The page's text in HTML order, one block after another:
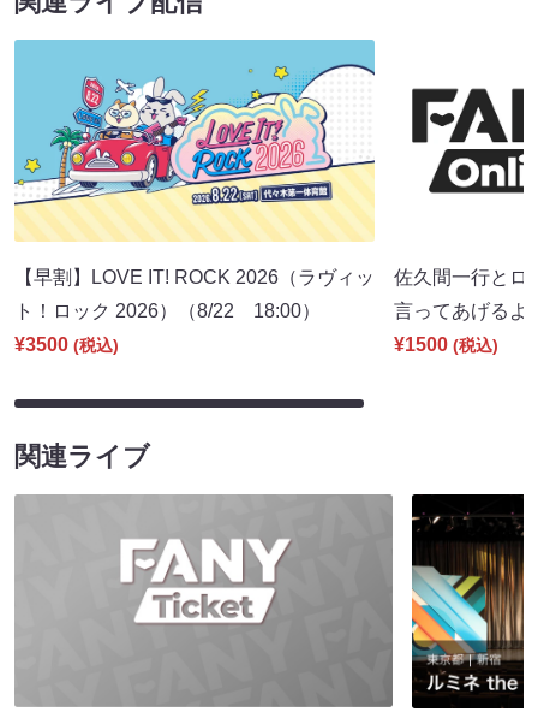
【早割】LOVE IT! ROCK 2026（ラヴィッ
ト！ロック 2026）（8/22 18:00）
¥3500 (税込)
佐久間一行とロ
言ってあげる
¥1500 (税込)
関連ライブ